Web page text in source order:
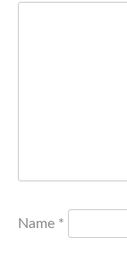
Name *